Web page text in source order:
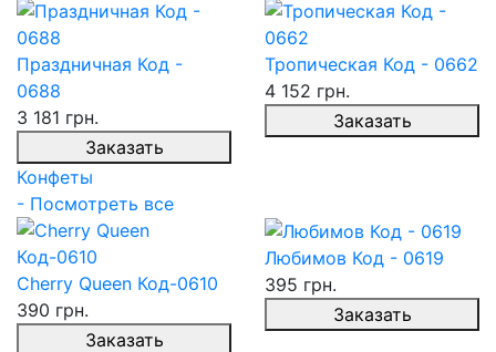
Праздничная Код -
0688
3 181 грн.
Заказать
Тропическая Код - 0662
4 152 грн.
Заказать
Конфеты
- Посмотреть все
Cherry Queen Код-0610
390 грн.
Заказать
Любимов Код - 0619
395 грн.
Заказать